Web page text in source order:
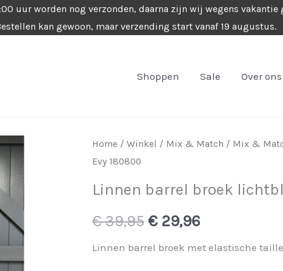
uur worden nog verzonden, daarna zijn wij wegens
kan gewoon, maar verzending start vanaf 19 augustus.
Shoppen Sale Over ons
Home / Winkel / Mix & Match / Mix &
Evy 180800
Linnen barrel broek
€39,95 Oorspronkelijke
prijs
€ 29,96Huidige
prijs
Linnen barrel broek met elastische